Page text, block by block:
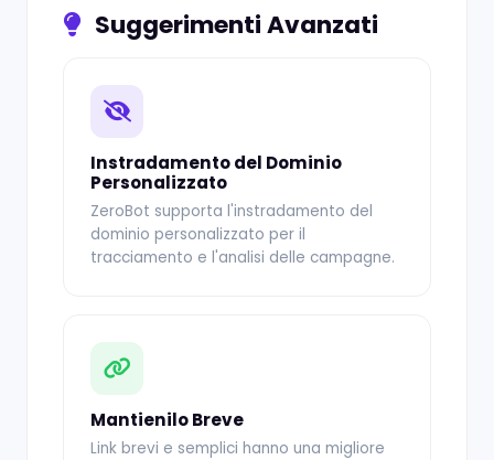
Suggerimenti Avanzati
Instradamento del Dominio
Personalizzato
ZeroBot supporta l'instradamento del
dominio personalizzato per il
tracciamento e l'analisi delle campagne.
Mantienilo Breve
Link brevi e semplici hanno una migliore